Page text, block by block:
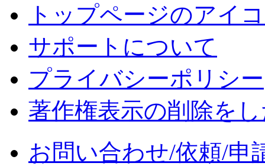
トップページのアイ
サポートについて
プライバシーポリシー
著作権表示の削除を
お問い合わせ/依頼/申